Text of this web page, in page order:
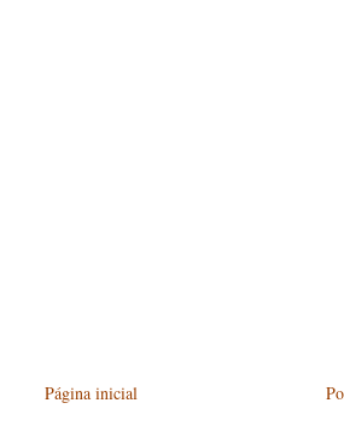
Página inicial